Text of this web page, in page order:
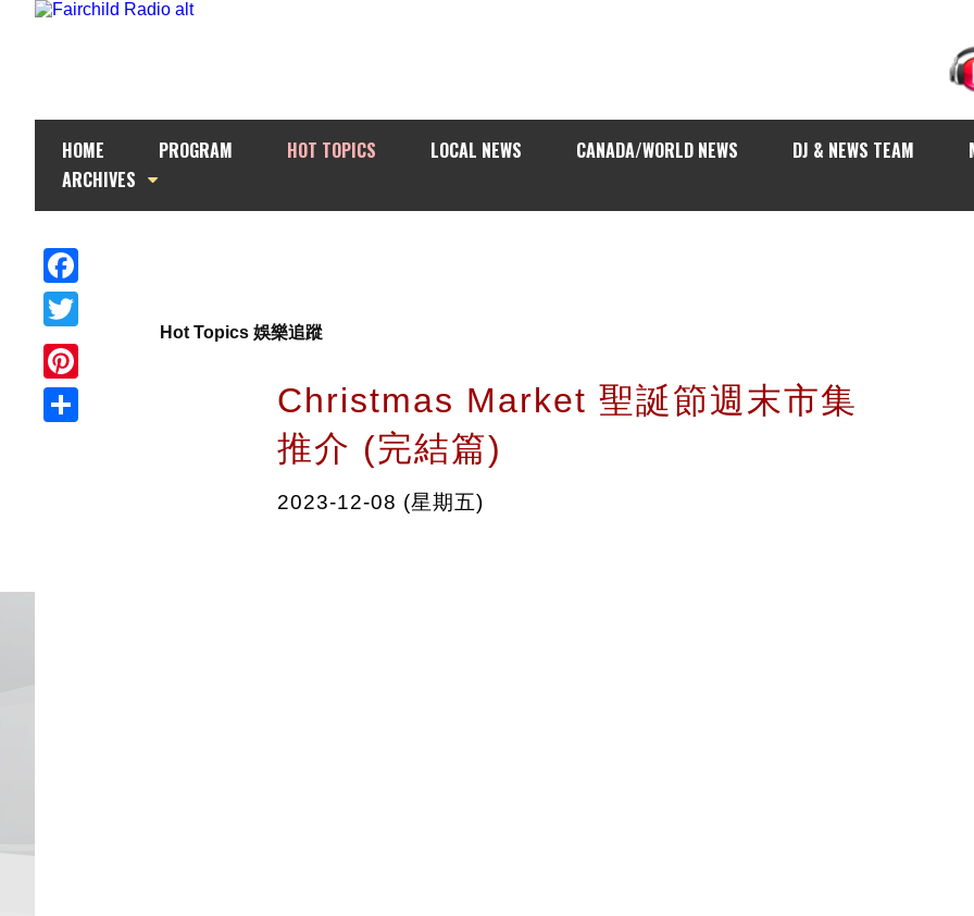
HOME PROGRAM HOT TOPICS LOCAL NEWS CANADA/WORLD NEWS DJ & NEWS TEAM
ARCHIVES
Facebook
Twitter
Pinterest
Hot Topics 娛樂追蹤
Christmas Market 聖誕節週末市集
推介 (完結篇)
2023-12-08 (星期五)